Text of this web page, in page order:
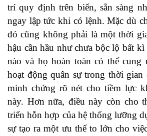
trí quy định trên biển, sẵn sàng
ngay lập tức khi có lệnh. Mặc dù
đó cũng không phải là một thời
hậu cần hầu như chưa bộc lộ bất
nào và họ hoàn toàn có thể cung
hoạt động quân sự trong thời
minh chứng rõ nét cho tiềm lực
này. Hơn nữa, điều này còn cho
triển hỗn hợp của hệ thống lưỡng
sự tạo ra một ưu thế to lớn cho